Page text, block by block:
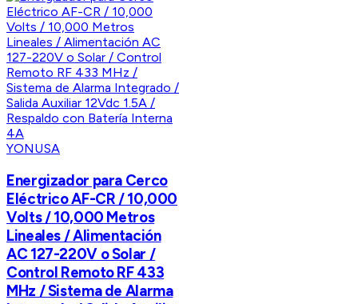
YONUSA
Energizador para Cerco
Eléctrico AF-CR / 10,000
Volts / 10,000 Metros
Lineales / Alimentación
AC 127-220V o Solar /
Control Remoto RF 433
MHz / Sistema de Alarma